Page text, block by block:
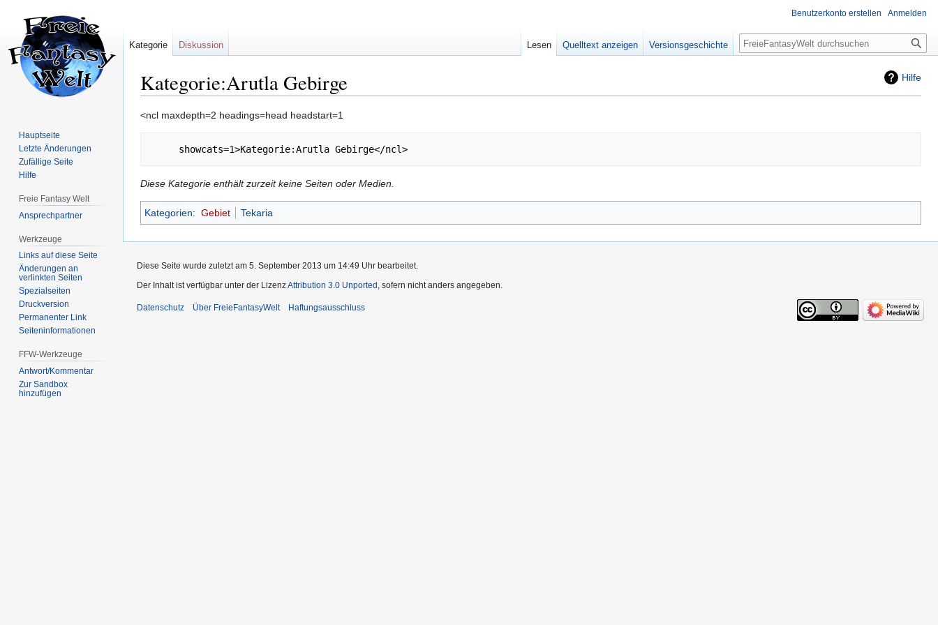
Hilfe
Kategorie:Arutla Gebirge
Zur
Zur
<ncl maxdepth=2 headings=head headstart=1
Diese Kategorie enthält zurzeit keine Seiten oder Medien.
Kategorien: Gebiet Tekaria
Benutzerkonto erstellen Anmelden
Kategorie Diskussion Lesen Quelltext anzeigen Versionsgeschichte
Suche
Hauptseite
Letzte Änderungen
Zufällige Seite
Hilfe
Freie Fantasy Welt
Ansprechpartner
Werkzeuge
Links auf diese Seite
Änderungen an
verlinkten Seiten
Spezialseiten
Druckversion
Permanenter Link
Seiten­informationen
FFW-Werkzeuge
Antwort/Kommentar
Zur Sandbox
hinzufügen
Diese Seite wurde zuletzt am 5. September 2013 um 14:49 Uhr bearbeitet.
Der Inhalt ist verfügbar unter der LizenzAttribution 3.0 Unported , sofern nicht anders angegeben.
Datenschutz Über FreieFantasyWelt Haftungsausschluss